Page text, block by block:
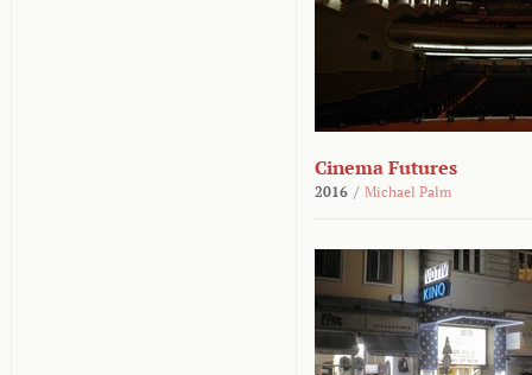
Cinema Futures
2016 / Michael Palm